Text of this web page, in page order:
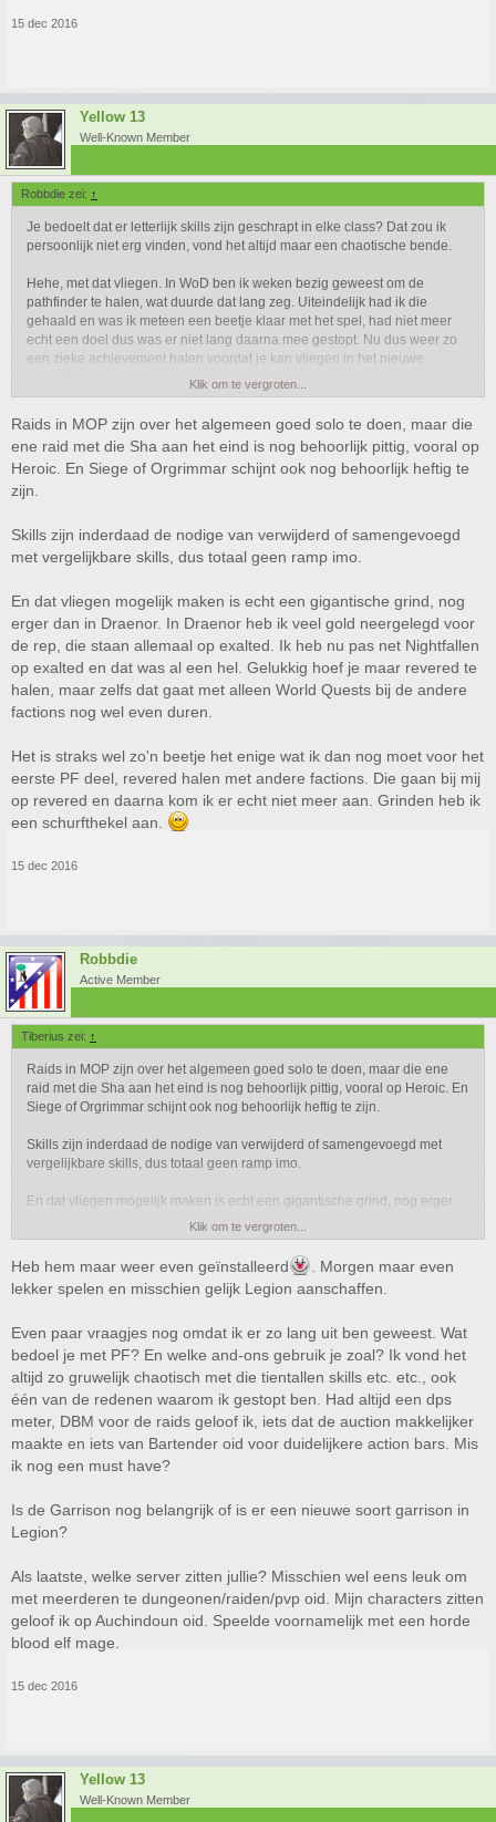
15 dec 2016
Yellow 13
Well-Known Member
Robbdie zei: ↑
Je bedoelt dat er letterlijk skills zijn geschrapt in elke class? Dat zou ik
persoonlijk niet erg vinden, vond het altijd maar een chaotische bende.
Hehe, met dat vliegen. In WoD ben ik weken bezig geweest om de
pathfinder te halen, wat duurde dat lang zeg. Uiteindelijk had ik die
gehaald en was ik meteen een beetje klaar met het spel, had niet meer
echt een doel dus was er niet lang daarna mee gestopt. Nu dus weer zo
een zieke achievement halen voordat je kan vliegen in het nieuwe
Hoop dat je nu ook een beetje de MoP raids kan gaan soloën. Vond het
toch altijd wel leuk om achter die mounts aan te gaan. Op level 100 en met
goede gear gingen de WoLK raids wel prima dus hoop dat dat nu weer zal
gaan. Ga het maar eens even installeren straks denk ik
.
Klik om te vergroten...
Raids in MOP zijn over het algemeen goed solo te doen, maar die
ene raid met die Sha aan het eind is nog behoorlijk pittig, vooral op
Heroic. En Siege of Orgrimmar schijnt ook nog behoorlijk heftig te
zijn.
Skills zijn inderdaad de nodige van verwijderd of samengevoegd
met vergelijkbare skills, dus totaal geen ramp imo.
En dat vliegen mogelijk maken is echt een gigantische grind, nog
erger dan in Draenor. In Draenor heb ik veel gold neergelegd voor
de rep, die staan allemaal op exalted. Ik heb nu pas net Nightfallen
op exalted en dat was al een hel. Gelukkig hoef je maar revered te
halen, maar zelfs dat gaat met alleen World Quests bij de andere
factions nog wel even duren.
Het is straks wel zo'n beetje het enige wat ik dan nog moet voor het
eerste PF deel, revered halen met andere factions. Die gaan bij mij
op revered en daarna kom ik er echt niet meer aan. Grinden heb ik
een schurfthekel aan.
15 dec 2016
Robbdie
Active Member
Tiberius zei: ↑
Raids in MOP zijn over het algemeen goed solo te doen, maar die ene
raid met die Sha aan het eind is nog behoorlijk pittig, vooral op Heroic. En
Siege of Orgrimmar schijnt ook nog behoorlijk heftig te zijn.
Skills zijn inderdaad de nodige van verwijderd of samengevoegd met
vergelijkbare skills, dus totaal geen ramp imo.
En dat vliegen mogelijk maken is echt een gigantische grind, nog erger
dan in Draenor. In Draenor heb ik veel gold neergelegd voor de rep, die
staan allemaal op exalted. Ik heb nu pas net Nightfallen op exalted en dat
was al een hel. Gelukkig hoef je maar revered te halen, maar zelfs dat
gaat met alleen World Quests bij de andere factions nog wel even duren.
PF deel, revered halen met andere factions. Die gaan bij mij op revered
en daarna kom ik er echt niet meer aan. Grinden heb ik een schurfthekel
aan.
Klik om te vergroten...
Heb hem maar weer even geïnstalleerd
. Morgen maar even
lekker spelen en misschien gelijk Legion aanschaffen.
Even paar vraagjes nog omdat ik er zo lang uit ben geweest. Wat
bedoel je met PF? En welke and-ons gebruik je zoal? Ik vond het
altijd zo gruwelijk chaotisch met die tientallen skills etc. etc., ook
één van de redenen waarom ik gestopt ben. Had altijd een dps
meter, DBM voor de raids geloof ik, iets dat de auction makkelijker
maakte en iets van Bartender oid voor duidelijkere action bars. Mis
ik nog een must have?
Is de Garrison nog belangrijk of is er een nieuwe soort garrison in
Legion?
Als laatste, welke server zitten jullie? Misschien wel eens leuk om
met meerderen te dungeonen/raiden/pvp oid. Mijn characters zitten
geloof ik op Auchindoun oid. Speelde voornamelijk met een horde
blood elf mage.
15 dec 2016
Yellow 13
Well-Known Member